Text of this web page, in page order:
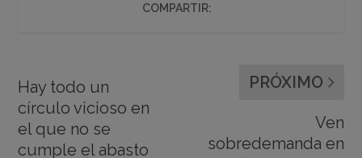
COMPARTIR:
Hay todo un
círculo vicioso en
el que no se
cumple el abasto
PRÓXIMO
Ven
sobredemanda en